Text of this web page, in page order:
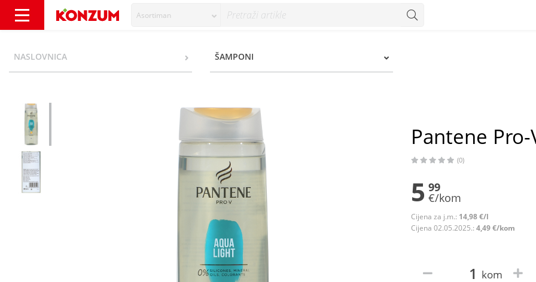
Asortiman
NASLOVNICA ŠAMPONI
Pantene
(0)
5 99
€/kom
Cijena za j.m.: 14,98 €/l
Cijena 02.05.2025.: 4,49 €/kom
kom